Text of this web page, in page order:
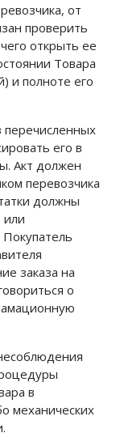
от
проверить
открыть ее
Товара
и полноте его
перечисленных
его в
Акт должен
перевозчика
должны
или
заказа на
о
в
механических